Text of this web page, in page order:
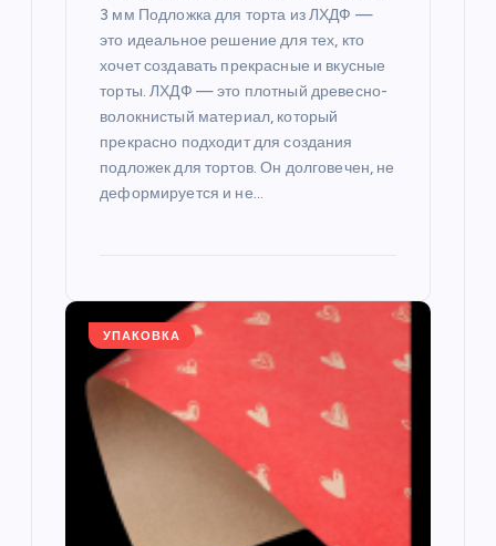
3 мм Подложка для торта из ЛХДФ —
это идеальное решение для тех, кто
хочет создавать прекрасные и вкусные
торты. ЛХДФ — это плотный древесно-
волокнистый материал, который
прекрасно подходит для создания
подложек для тортов. Он долговечен, не
деформируется и не…
УПАКОВКА